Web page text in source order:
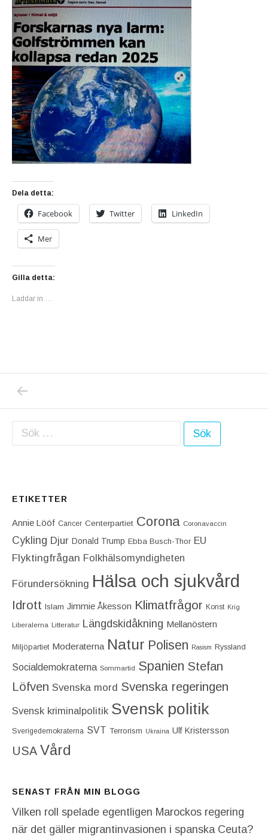
Dela detta:
Facebook Twitter LinkedIn
Mer
Gilla detta:
Laddar in …
Inläggsnavigering
Sök efter:
ETIKETTER
Annie Lööf Cancer Centerpartiet‎ Corona Coronavaccin
Cykling Djur Donald Trump Ebba Busch-Thor EU
Flyktingfrågan Folkhälsomyndigheten
Förundersökning Hälsa och sjukvård
Idrott Islam Jimmie Åkesson Klimatfrågor Konst Krig
Liberalerna Litteratur Längdskidåkning Mellanöstern
Miljöpartiet Moderaterna Natur Polisen Rasism Ryssland
Socialdemokraterna Sommartid Spanien Stefan
Löfven Svenska mord Svenska regeringen
Svensk kriminalpolitik Svensk politik
Sverigedemokraterna SVT Terrorism Ukraina Ulf Kristersson
USA Vård
SENAST FRÅN MIN BLOGG
Vilken roll spelade egentligen Marockos regering
när det gäller migrantinvasionen i spanska Ceuta?